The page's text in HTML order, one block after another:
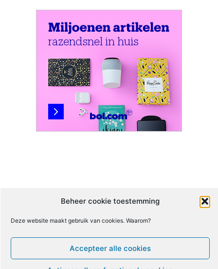
Beheer cookie toestemming
Deze website maakt gebruik van cookies. Waarom?
Accepteer alle cookies